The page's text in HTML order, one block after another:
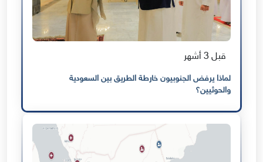
قبل 3 أشهر
لماذا يرفض الجنوبيون خارطة الطريق بين السعودية
والحوثيين؟